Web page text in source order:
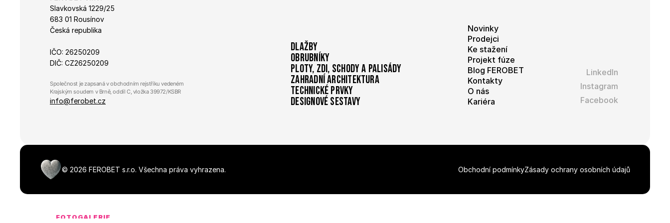
Slavkovská 1229/25
683 01 Rousínov
Česká republika
IČO: 26250209
DIČ: CZ26250209
Společnost je zapsaná v obchodním rejstříku vedeném
Krajským soudem v Brně, oddíl C, vložka 39972/KSBR
info@ferobet.cz
Dlažby
Obrubníky
Ploty, zdi, schody a palisády
Zahradní architektura
Technické prvky
Designové sestavy
Novinky
Prodejci
Ke stažení
Projekt fúze
Blog FEROBET
Kontakty
O nás
Kariéra
LinkedIn
Instagram
Facebook
© 2026 FEROBET s.r.o. Všechna práva vyhrazena. Obchodní podmínkyZásady ochrany osobních údajů
FOTOGALERIE